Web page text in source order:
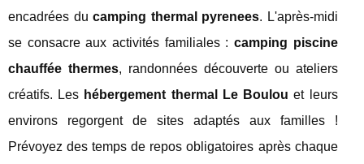
encadrées ducamping thermal pyrenees. L'après-midi
se consacre aux activités familiales : camping piscine
chauffée thermes, randonnées découverte ou ateliers
créatifs. Les hébergement thermal Le Boulou et leurs
environs regorgent de sites adaptés aux familles !
Prévoyez des temps de repos obligatoires après chaque